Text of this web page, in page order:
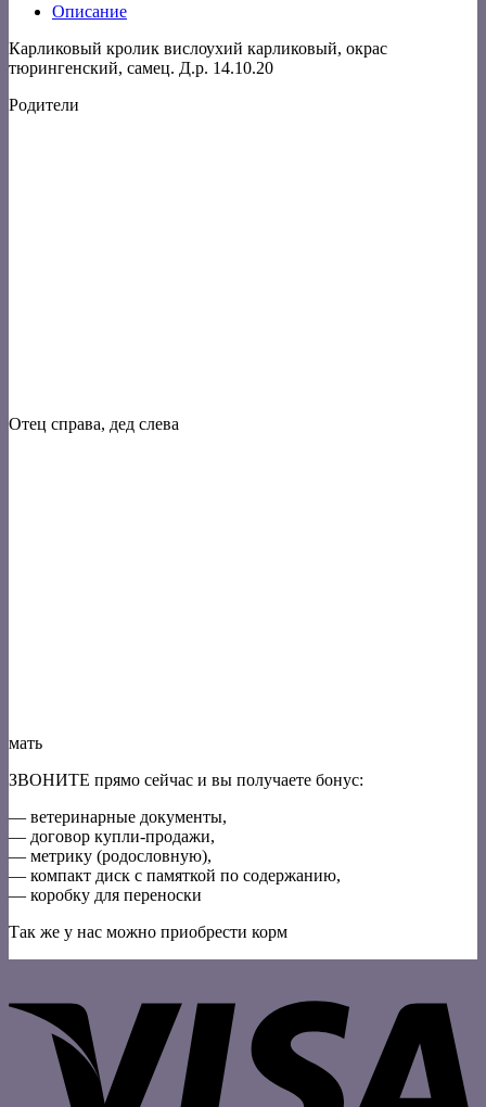
Описание
Карликовый кролик вислоухий карликовый, окрас
тюрингенский, самец. Д.р. 14.10.20
Родители
Отец справа, дед слева
мать
ЗВОНИТЕ прямо сейчас и вы получаете бонус:
— ветеринарные документы,
— договор купли-продажи,
— метрику (родословную),
— компакт диск с памяткой по содержанию,
— коробку для переноски
Так же у нас можно приобрести корм